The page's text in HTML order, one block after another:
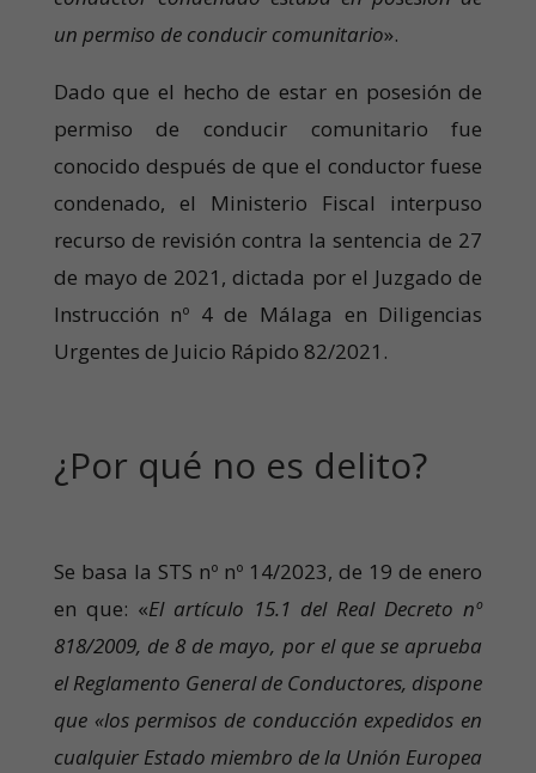
un permiso de conducir comunitario».
Dado que el hecho de estar en posesión de
permiso de conducir comunitario fue
conocido después de que el conductor fuese
condenado, el Ministerio Fiscal interpuso
recurso de revisión contra la sentencia de 27
de mayo de 2021, dictada por el Juzgado de
Instrucción nº 4 de Málaga en Diligencias
Urgentes de Juicio Rápido 82/2021.
¿Por qué no es delito?
Se basa la STS nº nº 14/2023, de 19 de enero
en que: «El artículo 15.1 del Real Decreto nº
818/2009, de 8 de mayo, por el que se aprueba
el Reglamento General de Conductores, dispone
que «los permisos de conducción expedidos en
cualquier Estado miembro de la Unión Europea